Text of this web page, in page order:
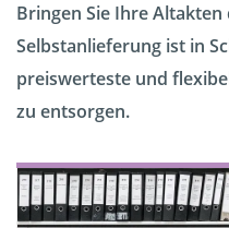
Bringen Sie Ihre
Selbstanlieferung ist in
preiswerteste und
zu entsorgen.